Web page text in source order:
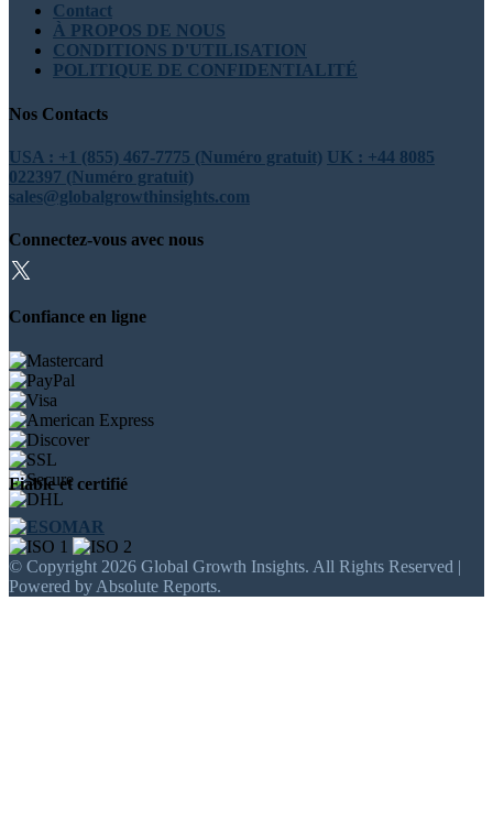
Contact
À PROPOS DE NOUS
CONDITIONS D'UTILISATION
POLITIQUE DE CONFIDENTIALITÉ
Nos Contacts
USA : +1 (855) 467-7775 (Numéro gratuit) UK : +44 8085
022397 (Numéro gratuit)
sales@globalgrowthinsights.com
Connectez-vous avec nous
Confiance en ligne
Fiable et certifié
© Copyright 2026 Global Growth Insights. All Rights Reserved |
Powered by Absolute Reports.